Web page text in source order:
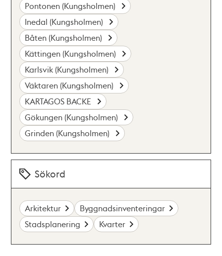
Pontonen (Kungsholmen)
Inedal (Kungsholmen)
Båten (Kungsholmen)
Kättingen (Kungsholmen)
Karlsvik (Kungsholmen)
Väktaren (Kungsholmen)
KARTAGOS BACKE
Gökungen (Kungsholmen)
Grinden (Kungsholmen)
Sökord
Arkitektur
Byggnadsinventeringar
Stadsplanering
Kvarter